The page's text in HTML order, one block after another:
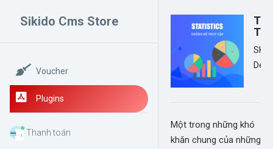
Sikido Cms Store
Voucher
Plugins
Thanh toán
Dev
Một trong những khó
khăn chung của những
© 2026 - Thiết kế bởi sikido.vn